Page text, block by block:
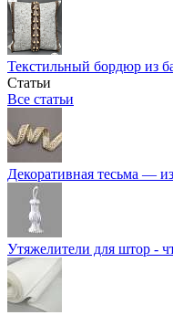
Текстильный бордюр из
Статьи
Все статьи
Декоративная тесьма —
Утяжелители для штор -